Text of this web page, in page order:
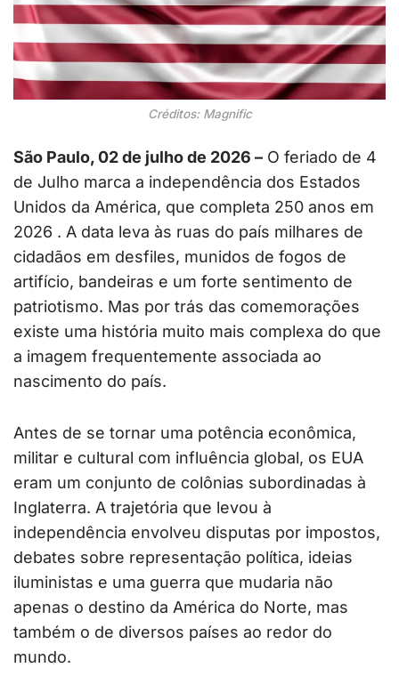
Créditos: Magnific
São Paulo, 02 de julho de 2026 – O feriado de 4
de Julho marca a independência dos Estados
Unidos da América, que completa 250 anos em
2026 . A data leva às ruas do país milhares de
cidadãos em desfiles, munidos de fogos de
artifício, bandeiras e um forte sentimento de
patriotismo. Mas por trás das comemorações
existe uma história muito mais complexa do que
a imagem frequentemente associada ao
nascimento do país.
Antes de se tornar uma potência econômica,
militar e cultural com influência global, os EUA
eram um conjunto de colônias subordinadas à
Inglaterra. A trajetória que levou à
independência envolveu disputas por impostos,
debates sobre representação política, ideias
iluministas e uma guerra que mudaria não
apenas o destino da América do Norte, mas
também o de diversos países ao redor do
mundo.